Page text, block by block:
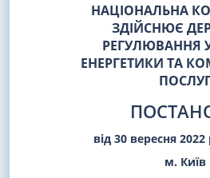
НАЦІОНАЛЬНА
ЗДІЙСНЮЄ
РЕГУЛЮВАННЯ
ЕНЕРГЕТИКИ ТА
від 30 вересня
м. Київ